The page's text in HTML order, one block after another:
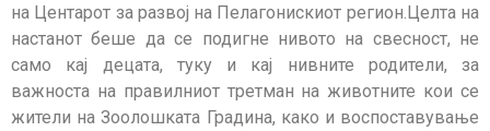
на Центарот за развој на Пелагонискиот регион.Целта на
настанот беше да се подигне нивото на свесност, не
само кај децата, туку и кај нивните родители, за
важноста на правилниот третман на животните кои се
жители на Зоолошката Градина, како и воспоставување